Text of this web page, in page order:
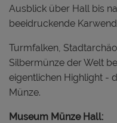
Ausblick über Hall bis
beeidruckende
Turmfalken,
Silbermünze der Welt
eigentlichen Highlight -
Münze.
Museum Münze Hall: